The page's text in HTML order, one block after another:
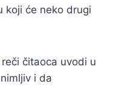
koji će neko drugi
čitaoca uvodi u
i da